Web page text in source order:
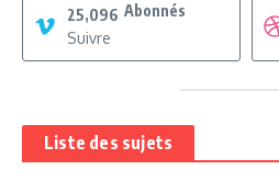
25,096 Abonnés
Suivre
Liste des sujets